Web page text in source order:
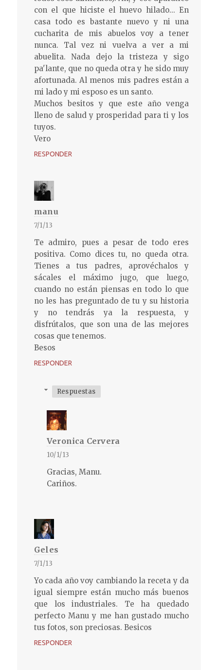
con el que hiciste el huevo hilado... En
casa todo es bastante nuevo y ni una
cucharita de mis abuelos voy a tener
nunca. Tal vez ni vuelva a ver a mi
abuelita. Nada dejo la tristeza y sigo
pa'lante, que no queda otra y he sido muy
afortunada. Al menos mis padres están a
mi lado y mi esposo es un santo.
Muchos besitos y que este año venga
lleno de salud y prosperidad para ti y los
tuyos.
Vero
RESPONDER
manu
7/1/13
Te admiro, pues a pesar de todo eres
positiva. Como dices tu, no queda otra.
Tienes a tus padres, aprovéchalos y
sácales el máximo jugo, que luego,
cuando no están piensas en todo lo que
no les has preguntado de tu y su historia
y no tendrás ya la respuesta, y
disfrútalos, que son una de las mejores
cosas que tenemos.
Besos
RESPONDER
Respuestas
Veronica Cervera
10/1/13
Gracias, Manu.
Cariños.
Geles
7/1/13
Yo cada año voy cambiando la receta y da
igual siempre están mucho más buenos
que los industriales. Te ha quedado
perfecto Manu y me han gustado mucho
tus fotos, son preciosas. Besicos
RESPONDER